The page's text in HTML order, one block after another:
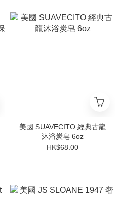
美國 SUAVECITO 經典古龍
沐浴炭皂 6oz
HK$68.00